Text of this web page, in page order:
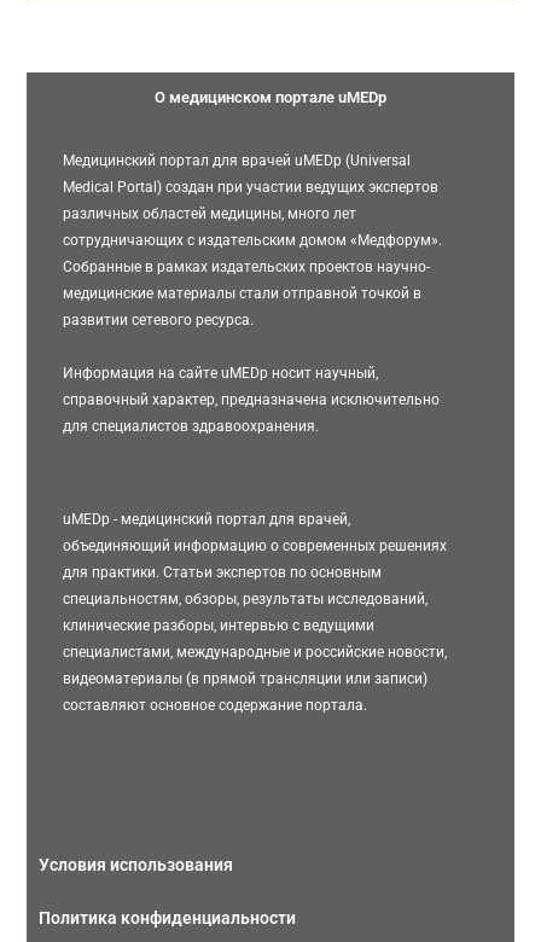
О медицинском портале uMEDp
Медицинский портал для врачей uMEDp (Universal
Medical Portal) создан при участии ведущих экспертов
различных областей медицины, много лет
сотрудничающих с издательским домом «Медфорум».
Собранные в рамках издательских проектов научно-
медицинские материалы стали отправной точкой в
развитии сетевого ресурса.
Информация на сайте uMEDp носит научный,
справочный характер, предназначена исключительно
для специалистов здравоохранения.
uMEDp - медицинский портал для врачей,
объединяющий информацию о современных решениях
для практики. Статьи экспертов по основным
специальностям, обзоры, результаты исследований,
клинические разборы, интервью с ведущими
специалистами, международные и российские новости,
видеоматериалы (в прямой трансляции или записи)
составляют основное содержание портала.
Условия использования
Политика конфиденциальности